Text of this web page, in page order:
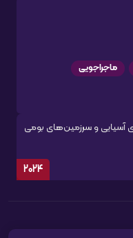
ماجراجویی
آسیایی و سرزمین‌های بومی
2024